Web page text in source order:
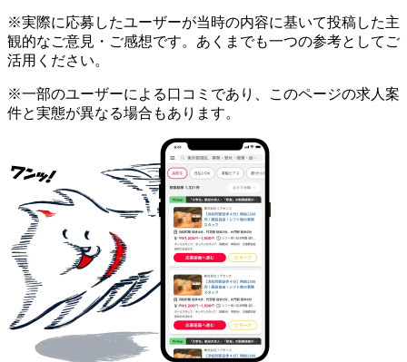
※実際に応募したユーザーが当時の内容に基いて投稿した主
観的なご意見・ご感想です。あくまでも一つの参考としてご
活用ください。
※一部のユーザーによる口コミであり、このページの求人案
件と実態が異なる場合もあります。